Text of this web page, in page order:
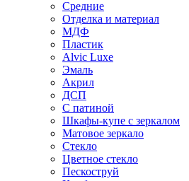
Средние
Отделка и материал
МДФ
Пластик
Alvic Luxe
Эмаль
Акрил
ДСП
С патиной
Шкафы-купе с зеркалом
Матовое зеркало
Стекло
Цветное стекло
Пескоструй